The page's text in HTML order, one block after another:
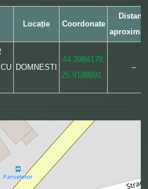
Locație Coordonate
Distanța
DOMNESTI
44.3984178,
25.9188891
–